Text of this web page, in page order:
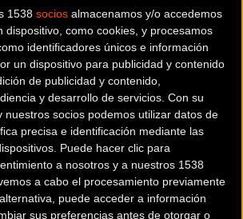
1538 socios almacenamos y/o accedemos
dispositivo, como cookies, y procesamos
identificadores únicos e información
un dispositivo para publicidad y contenido
de publicidad y contenido,
y desarrollo de servicios. Con su
nuestros socios podemos utilizar datos de
precisa e identificación mediante las
Puede hacer clic para
a nosotros y a nuestros 1538
a cabo el procesamiento previamente
puede acceder a información
sus preferencias antes de otorgar o
Terms of use © 1987–2026 HERE
200 km